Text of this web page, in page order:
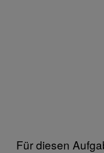
Für diesen